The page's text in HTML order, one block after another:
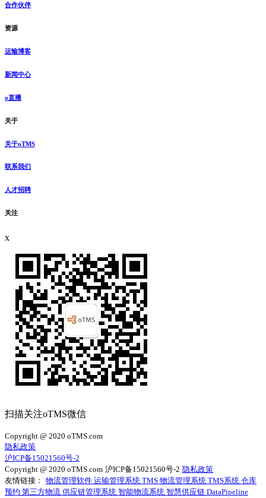
合作伙伴
资源
运输博客
新闻中心
o直播
关于
关于oTMS
联系我们
人才招聘
关注
x
扫描关注oTMS微信
Copyright @ 2020 oTMS.com
隐私政策
沪ICP备15021560号-2
Copyright @ 2020 oTMS.com 沪ICP备15021560号-2 隐私政策
友情链接： 物流管理软件 运输管理系统 TMS 物流管理系统 TMS系统 仓库
预约 第三方物流 供应链管理系统 智能物流系统 智慧供应链 DataPipeline